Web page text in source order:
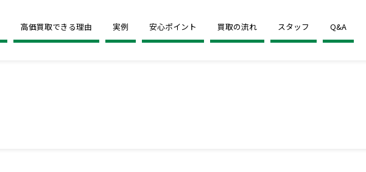
高価買取できる理由 実例 安心ポイント 買取の流れ スタッフ Q&A